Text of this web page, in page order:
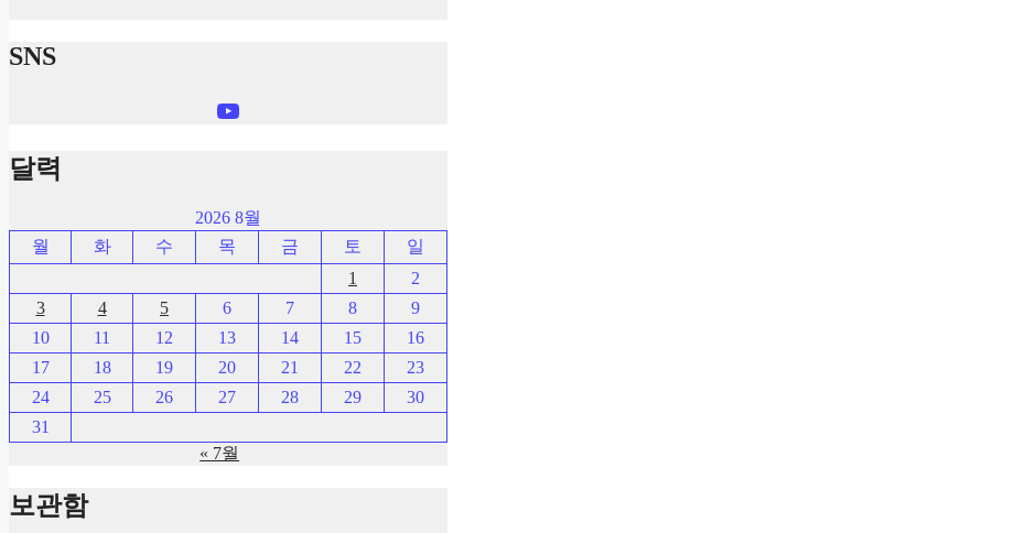
SNS
YouTube
달력
2026 8월
월
화 수 목 금 토
일
1
2
3
4 5 6 7 8
9
10
11 12 13 14 15
16
17
18 19 20 21 22
23
24
25 26 27 28 29
30
31
« 7월
보관함